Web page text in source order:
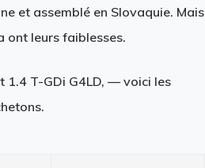
et assemblé en Slovaquie. Mais
ont leurs faiblesses.
1.4 T-GDi G4LD, — voici les